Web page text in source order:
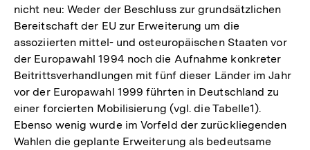
nicht neu: Weder der Beschluss zur grundsätzlichen
Bereitschaft der EU zur Erweiterung um die
assoziierten mittel- und osteuropäischen Staaten vor
der Europawahl 1994 noch die Aufnahme konkreter
Beitrittsverhandlungen mit fünf dieser Länder im Jahr
vor der Europawahl 1999 führten in Deutschland zu
einer forcierten Mobilisierung (vgl. die Tabelle1).
Ebenso wenig wurde im Vorfeld der zurückliegenden
Wahlen die geplante Erweiterung als bedeutsame